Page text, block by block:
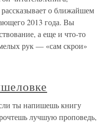
о ближайшем
2013 года. Вы
а еще и что-то
рук — «сам скрои»
ты напишешь книгу
лучшую проповедь,